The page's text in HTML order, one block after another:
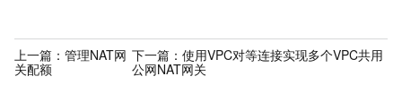
上一篇： 管理NAT网
关配额
下一篇：使用VPC对等连接实现多个VPC共用
公网NAT网关